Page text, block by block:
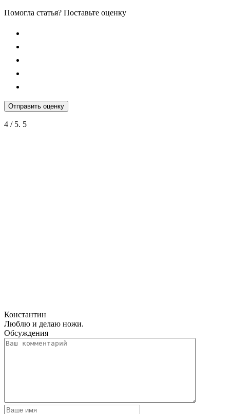
Помогла статья? Поставьте оценку
Отправить оценку
4 / 5. 5
Константин
Люблю и делаю ножи.
Обсуждения